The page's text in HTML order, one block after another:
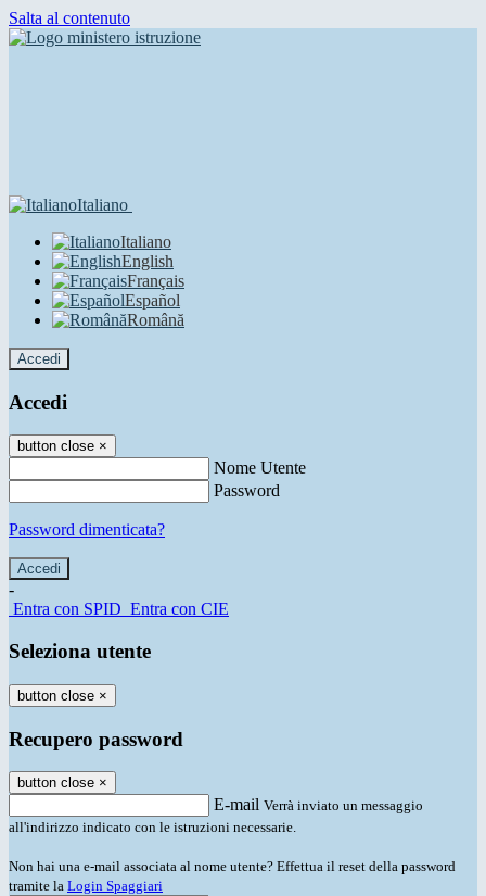
Salta al contenuto
Italiano
Italiano
English
Français
Español
Română
Accedi
Accedi
button close ×
Nome Utente
Password
Password dimenticata?
-
Entra con SPID Entra con CIE
Seleziona utente
button close ×
Recupero password
button close ×
E-mail Verrà inviato un messaggio
all'indirizzo indicato con le istruzioni necessarie.
Non hai una e-mail associata al nome utente? Effettua il reset della password
tramite la Login Spaggiari